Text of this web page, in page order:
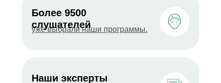
Более 9500
слушателей
уже выбрали наши программы.
Наши эксперты